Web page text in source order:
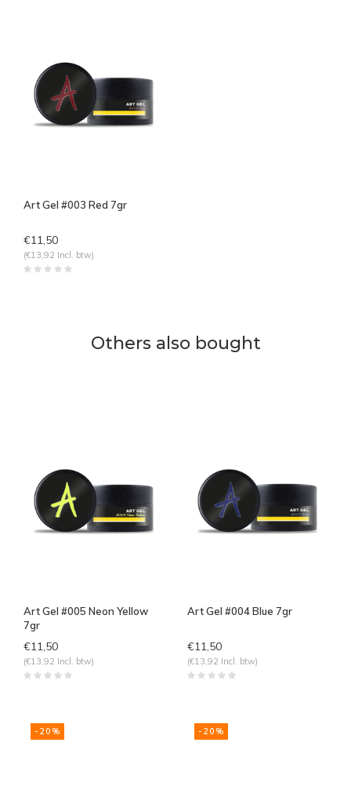
Art Gel #003 Red 7gr
€11,50
(€13,92 Incl. btw)
Others also bought
Art Gel #005 Neon Yellow
7gr
€11,50
(€13,92 Incl. btw)
Art Gel #004 Blue 7gr
€11,50
(€13,92 Incl. btw)
-20% -20%